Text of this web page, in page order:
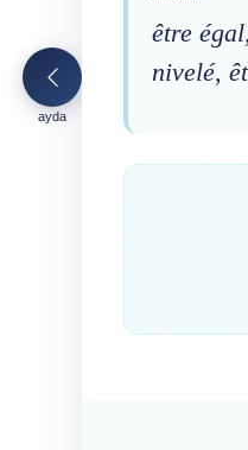
ayda
être
nivelé,